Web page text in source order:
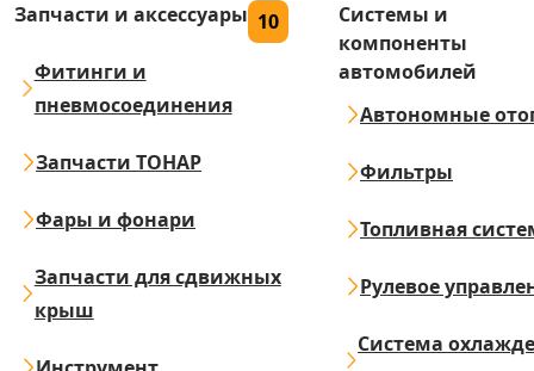
Запчасти и аксессуары 10
Фитинги и
пневмосоединения
Запчасти ТОНАР
Фары и фонари
Запчасти для сдвижных
крыш
Системы и
компоненты
автомобилей
Автономные
Фильтры
Топливная
Рулевое
Система